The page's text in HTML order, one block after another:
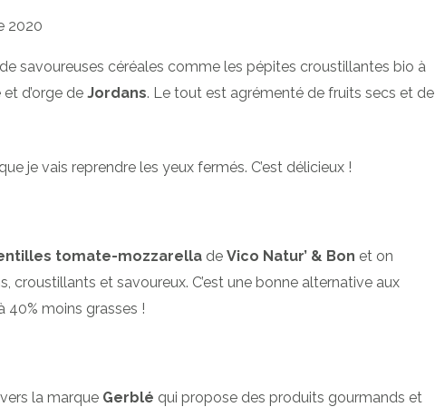
savoureuses céréales comme les pépites croustillantes bio à
d’orge de Jordans. Le tout est agrémenté de fruits secs et de
je vais reprendre les yeux fermés. C’est délicieux !
tomate-mozzarella de Vico Natur’ & Bon et on
croustillants et savoureux. C’est une bonne alternative aux
40% moins grasses !
la marque Gerblé qui propose des produits gourmands et